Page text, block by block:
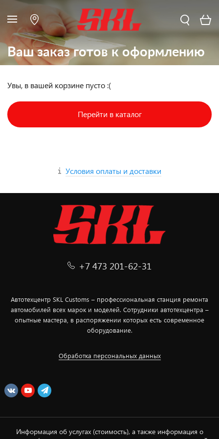
Ваш заказ готов к оформлению
Увы, в вашей корзине пусто :(
Перейти в каталог
Условия оплаты и доставки
+7 473 201-62-31
Автотехцентр SKL Customs – профессиональная станция ремонта
автомобилей всех марок и моделей. Сотрудники автотехцентра –
опытные мастера, в распоряжении которых есть современное
оборудование.
Обработка персональных данных
Информация об услугах (стоимость), а также информация о